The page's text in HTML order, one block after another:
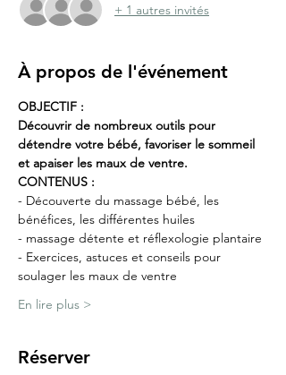
+ 1 autres invités
À propos de l'événement
OBJECTIF :
Découvrir de nombreux outils pour
détendre votre bébé, favoriser le sommeil
et apaiser les maux de ventre.
CONTENUS :
- Découverte du massage bébé, les
bénéfices, les différentes huiles
- massage détente et réflexologie plantaire
- Exercices, astuces et conseils pour
soulager les maux de ventre
En lire plus >
Réserver